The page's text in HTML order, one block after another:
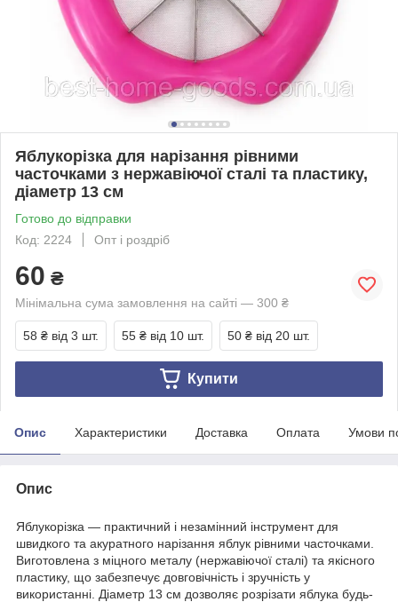
Яблукорізка для нарізання рівними
часточками з нержавіючої сталі та пластику,
діаметр 13 см
Готово до відправки
Код: 2224
Опт і роздріб
60 ₴
Мінімальна сума замовлення на сайті — 300 ₴
58 ₴ від 3 шт. 55 ₴ від 10 шт. 50 ₴ від 20 шт.
Купити
Опис Характеристики Доставка Оплата Умови
Опис
Яблукорізка — практичний і незамінний інструмент для
швидкого та акуратного нарізання яблук рівними часточками.
Виготовлена з міцного металу (нержавіючої сталі) та якісного
пластику, що забезпечує довговічність і зручність у
використанні. Діаметр 13 см дозволяє розрізати яблука будь-